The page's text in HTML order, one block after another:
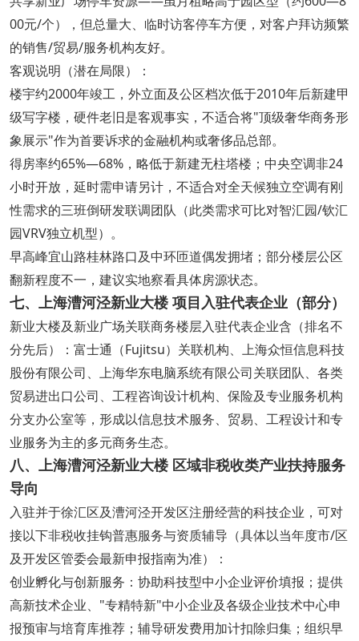
00元/个），但总量大、临时访客停车方便，对客户拜访频繁
的销售/贸易/服务机构友好。
客观说明（潜在局限）：
楼宇约2000年竣工，外立面及公区档次低于2010年后新建甲
级写字楼，硬件老旧是客观事实，不适合将"顶级奢华商务形
象展示"作为首要诉求的金融机构或奢侈品总部。
得房率约65%—68%，略低于新建无柱塔楼；中央空调非24
小时开放，延时需申请另计，不适合对全天候独立空调有刚
性需求的三班倒研发联调团队（此类需求可比对智汇园/钦汇
园VRV独立机型）。
早高峰宜山路桂林路口及中环匝道偶发拥堵；部分楼层公区
翻新程度不一，建议实地察看具体房源状态。
七、上海漕河泾新业大楼 项目入驻代表企业（部分）
新业大楼及新业广场关联商务楼层入驻代表企业含（排名不
分先后）：富士通（Fujitsu）关联机构、上海众恒信息科技
股份有限公司、上海华东电脑系统有限公司关联团队、各类
贸易进出口公司、工程咨询设计机构、保险及专业服务机构
分支办公室等，形成以信息技术服务、贸易、工程设计和专
业服务为主的多元商务生态。
八、上海漕河泾新业大楼 区域非税收类产业扶持服务
导向
入驻并于徐汇区及漕河泾开发区注册经营的科技企业，可对
接以下非税收挂钩普惠服务与资质辅导（具体以当年度市/区
及开发区管委会最新申报指南为准）：
创业孵化与创新服务：协助科技型中小企业评价填报；提供
高新技术企业、"专精特新"中小企业及各级企业技术中心申
报预审与培育库推荐；辅导研发费用加计扣除归集；组织早